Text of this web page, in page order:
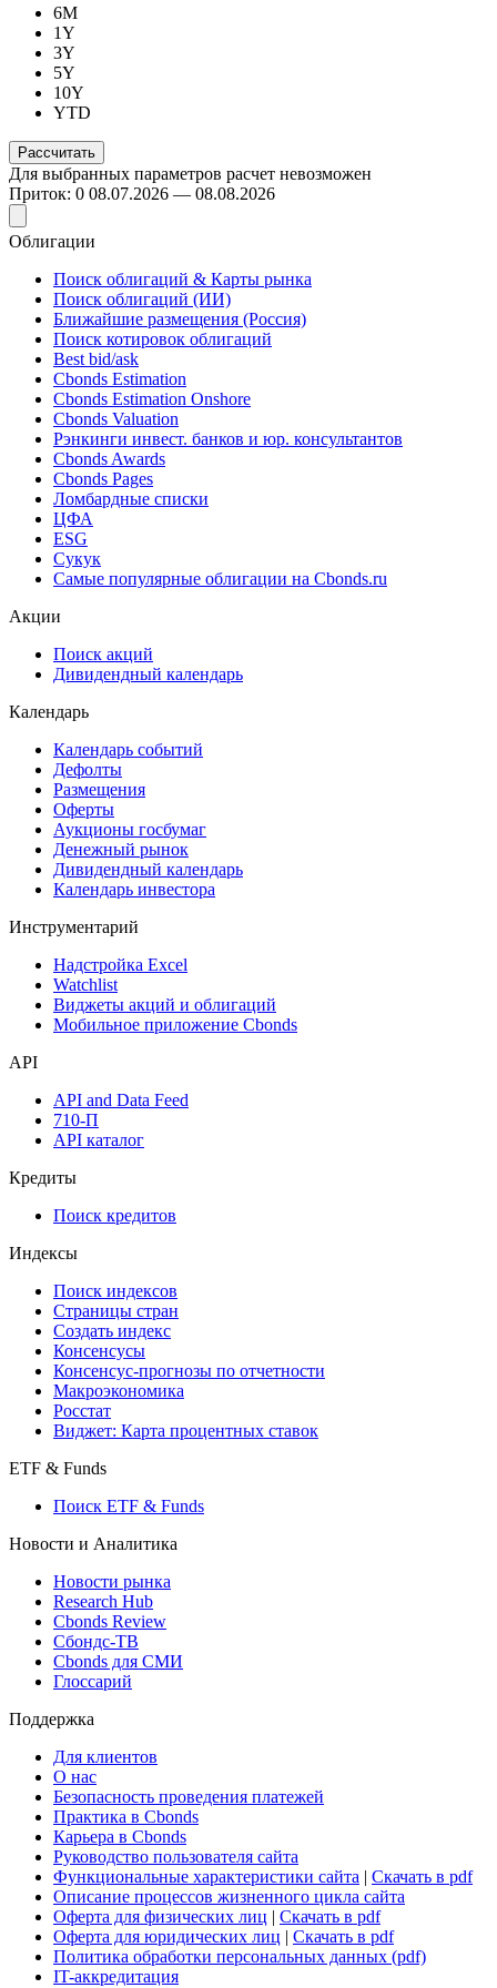
6M
1Y
3Y
5Y
10Y
YTD
Для выбранных параметров расчет невозможен
Приток: 0 08.07.2026 — 08.08.2026
Облигации
Поиск облигаций & Карты рынка
Поиск облигаций (ИИ)
Ближайшие размещения (Россия)
Поиск котировок облигаций
Best bid/ask
Cbonds Estimation
Cbonds Estimation Onshore
Cbonds Valuation
Рэнкинги инвест. банков и юр. консультантов
Cbonds Awards
Cbonds Pages
Ломбардные списки
ЦФА
ESG
Сукук
Самые популярные облигации на Cbonds.ru
Акции
Поиск акций
Дивидендный календарь
Календарь
Календарь событий
Дефолты
Размещения
Оферты
Аукционы госбумаг
Денежный рынок
Дивидендный календарь
Календарь инвестора
Инструментарий
Надстройка Excel
Watchlist
Виджеты акций и облигаций
Мобильное приложение Cbonds
API
API and Data Feed
710-П
API каталог
Кредиты
Поиск кредитов
Индексы
Поиск индексов
Страницы стран
Создать индекс
Консенсусы
Консенсус-прогнозы по отчетности
Макроэкономика
Росстат
Виджет: Карта процентных ставок
ETF & Funds
Поиск ETF & Funds
Новости и Аналитика
Новости рынка
Research Hub
Cbonds Review
Сбондс-ТВ
Cbonds для СМИ
Глоссарий
Поддержка
Для клиентов
О нас
Безопасность проведения платежей
Практика в Cbonds
Карьера в Cbonds
Руководство пользователя сайта
Функциональные характеристики сайта
Скачать в pdf
Описание процессов жизненного цикла сайта
Оферта для физических лиц
Скачать в pdf
Оферта для юридических лиц
Скачать в pdf
Политика обработки персональных данных (pdf)
IT-аккредитация